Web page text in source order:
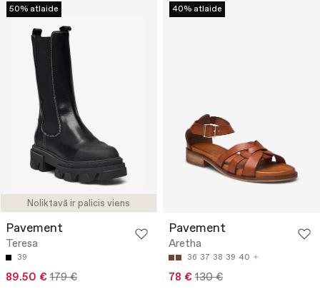
Noliktavā ir palicis viens
50% atlaide
Pavement
Teresa
39
89.50 € 179 €
40% atlaide
Pavement
Aretha
36 37 38 39 40
78 € 130 €